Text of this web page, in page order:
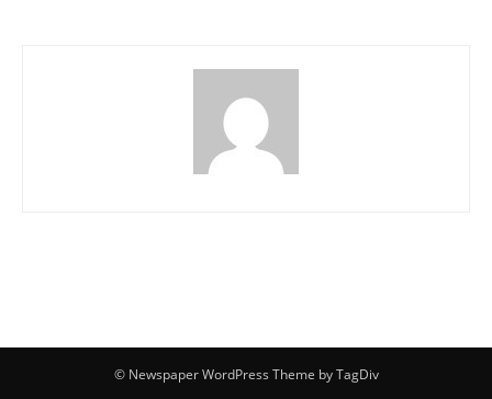
© Newspaper WordPress Theme by TagDiv